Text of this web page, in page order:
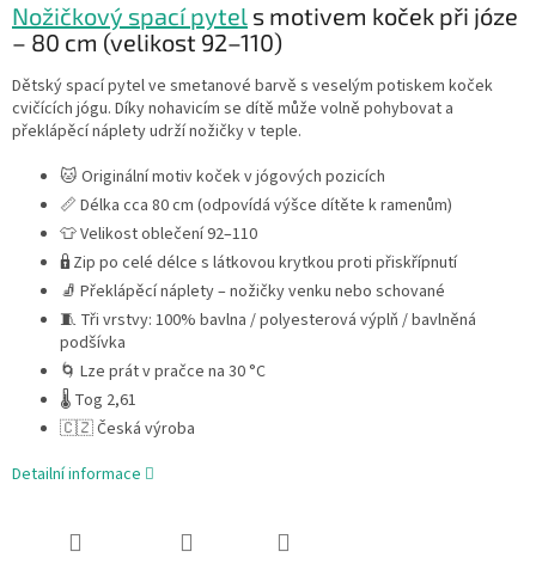
Nožičkový spací pytel s motivem koček při józe
– 80 cm (velikost 92–110)
Dětský spací pytel ve smetanové barvě s veselým potiskem koček
cvičících jógu. Díky nohavicím se dítě může volně pohybovat a
překlápěcí náplety udrží nožičky v teple.
🐱 Originální motiv koček v jógových pozicích
📏 Délka cca 80 cm (odpovídá výšce dítěte k ramenům)
👕 Velikost oblečení 92–110
🔒 Zip po celé délce s látkovou krytkou proti přiskřípnutí
🧦 Překlápěcí náplety – nožičky venku nebo schované
🧵 Tři vrstvy: 100% bavlna / polyesterová výplň / bavlněná
podšívka
🌀 Lze prát v pračce na 30 °C
🌡 Tog 2,61
🇨🇿 Česká výroba
Detailní informace